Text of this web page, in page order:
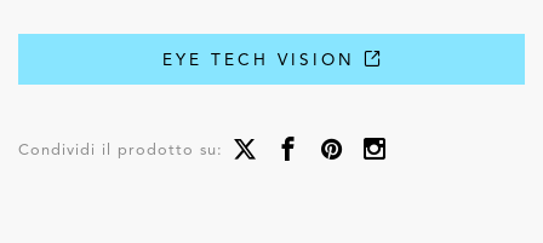
EYE TECH VISION
Condividi il prodotto su: